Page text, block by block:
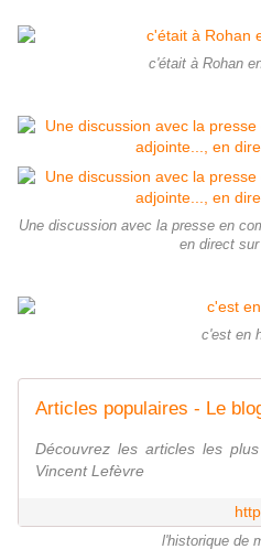
c'était à Rohan
Une discussion avec la presse en
en direct
c'est en
Articles populaires - Le
Découvrez les articles les
Vincent Lefèvre
l'historique de